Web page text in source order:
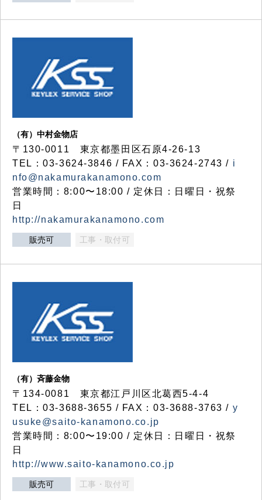
（有）中村金物店
〒130-0011 東京都墨田区石原4-26-13
TEL：03-3624-3846 / FAX：03-3624-2743 / i
nfo@nakamurakanamono.com
営業時間：8:00〜18:00 / 定休日：日曜日・祝祭
日
http://nakamurakanamono.com
販売可 工事・取付可
（有）斉藤金物
〒134-0081 東京都江戸川区北葛西5-4-4
TEL：03-3688-3655 / FAX：03-3688-3763 / y
usuke@saito-kanamono.co.jp
営業時間：8:00〜19:00 / 定休日：日曜日・祝祭
日
http://www.saito-kanamono.co.jp
販売可 工事・取付可